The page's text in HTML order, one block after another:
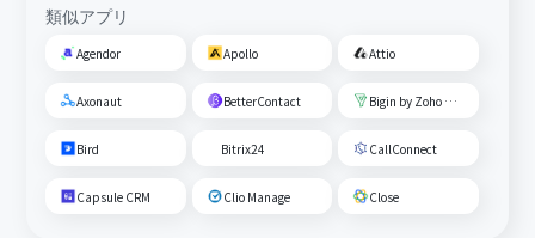
類似アプリ
Agendor Apollo Attio
Axonaut BetterContact Bigin by Zoho CRM
Bird Bitrix24 CallConnect
Capsule CRM Clio Manage Close